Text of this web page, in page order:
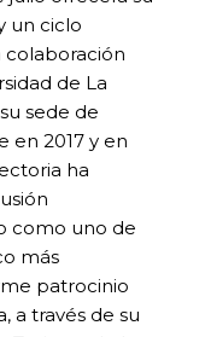
un ciclo
colaboración
de La
sede de
en 2017 y en
ha
como uno de
más
patrocinio
a través de su